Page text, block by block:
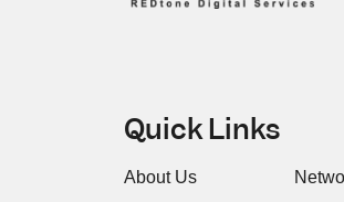
Quick Links
About Us